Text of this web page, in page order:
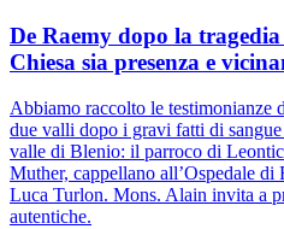
De Raemy dopo la
Chiesa sia presenza e
Abbiamo raccolto le testimonianze
due valli dopo i gravi fatti di
valle di Blenio: il parroco di
Muther, cappellano all’Ospedale di
Luca Turlon. Mons. Alain invita a
autentiche.